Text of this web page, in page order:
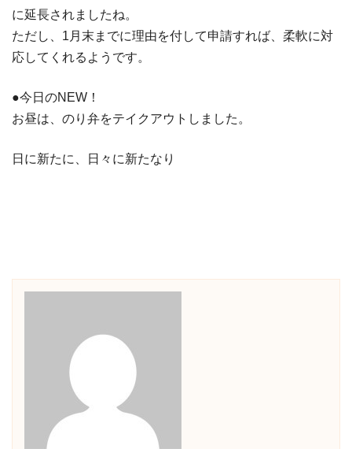
に延長されましたね。
ただし、1月末までに理由を付して申請すれば、柔軟に対
応してくれるようです。
●今日のNEW！
お昼は、のり弁をテイクアウトしました。
日に新たに、日々に新たなり